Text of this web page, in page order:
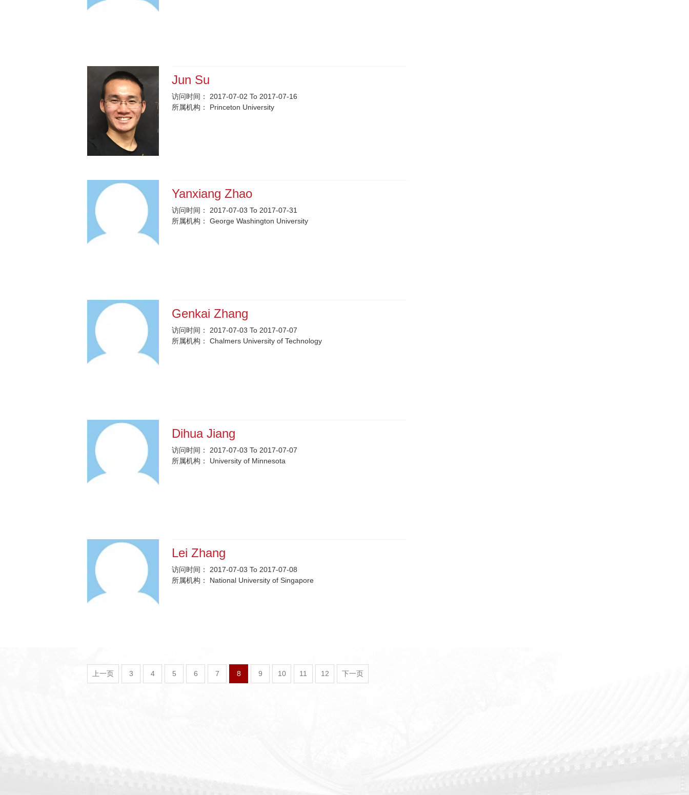
Jun Su
访问时间：
2017-07-02 To 2017-07-16
所属机构：
Princeton University
Yanxiang Zhao
访问时间：
2017-07-03 To 2017-07-31
所属机构：
George Washington University
Genkai Zhang
访问时间：
2017-07-03 To 2017-07-07
所属机构：
Chalmers University of Technology
Dihua Jiang
访问时间：
2017-07-03 To 2017-07-07
所属机构：
University of Minnesota
Lei Zhang
访问时间：
2017-07-03 To 2017-07-08
所属机构：
National University of Singapore
上一页 3 4 5 6 7 8 9 10 11 12 下一页